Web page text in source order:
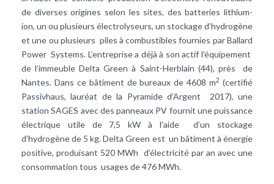
de diverses origines selon les sites, des batteries lithium-
ion, un ou plusieurs électrolyseurs, un stockage d’hydrogène
et une ou plusieurs piles à combustibles fournies par Ballard
Power Systems. L’entreprise a déjà à son actif l’équipement
de l’immeuble Delta Green à Saint-Herblain (44), près de
Nantes. Dans ce bâtiment de bureaux de 4608 m2 (certifié
Passivhaus, lauréat de la Pyramide d’Argent 2017), une
station SAGES avec des panneaux PV fournit une puissance
électrique utile de 7,5 kW à l’aide d’un stockage
d’hydrogène de 5 kg. Delta Green est un bâtiment à énergie
positive, produisant 520 MWh d’électricité par an avec une
consommation tous usages de 476 MWh.